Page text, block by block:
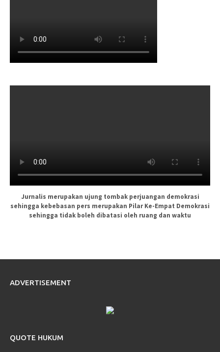
Jurnalis merupakan ujung tombak perjuangan demokrasi
sehingga kebebasan pers merupakan Pilar Ke-Empat Demokrasi
sehingga tidak boleh dibatasi oleh ruang dan waktu
ADVERTISEMENT
QUOTE HUKUM